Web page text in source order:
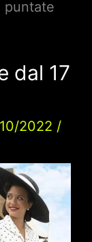
puntate
dal 17
2022 /